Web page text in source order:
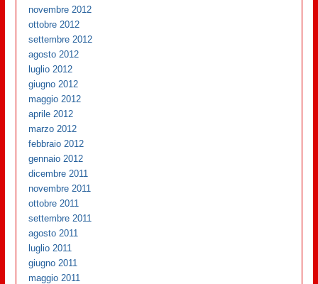
novembre 2012
ottobre 2012
settembre 2012
agosto 2012
luglio 2012
giugno 2012
maggio 2012
aprile 2012
marzo 2012
febbraio 2012
gennaio 2012
dicembre 2011
novembre 2011
ottobre 2011
settembre 2011
agosto 2011
luglio 2011
giugno 2011
maggio 2011